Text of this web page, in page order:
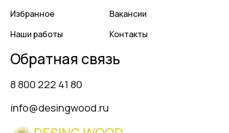
Избранное
Наши работы
Вакансии
Контакты
Обратная связь
8 800 222 41 80
info@desingwood.ru